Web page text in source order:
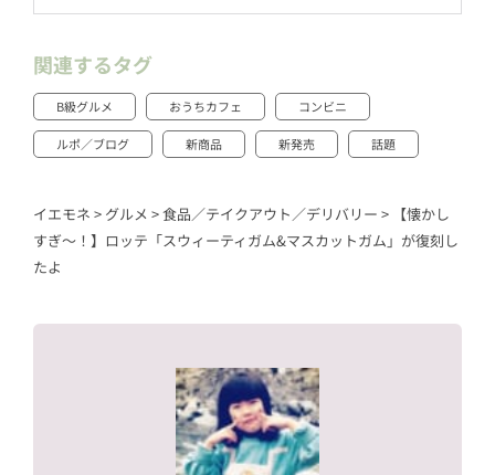
関連するタグ
B級グルメ おうちカフェ コンビニ
ルポ／ブログ 新商品 新発売 話題
イエモネ > グルメ >食品／テイクアウト／デリバリー > 【懐かし
すぎ〜！】ロッテ「スウィーティガム&マスカットガム」が復刻し
たよ